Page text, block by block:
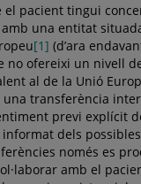
el pacient tingui
una entitat
[1] (d’ara
no ofereixi un nivell
al de la Unió
una transferència
previ explícit
informat dels
només es
amb el